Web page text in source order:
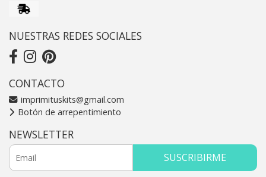
NUESTRAS REDES SOCIALES
CONTACTO
imprimituskits@gmail.com
Botón de arrepentimiento
NEWSLETTER
SUSCRIBIRME